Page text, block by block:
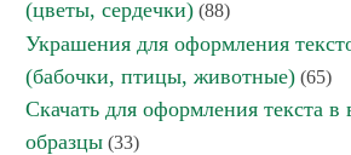
(цветы, сердечки) (88)
Украшения для оформления
(бабочки, птицы, животные) (65)
Скачать для оформления текста в
образцы (33)